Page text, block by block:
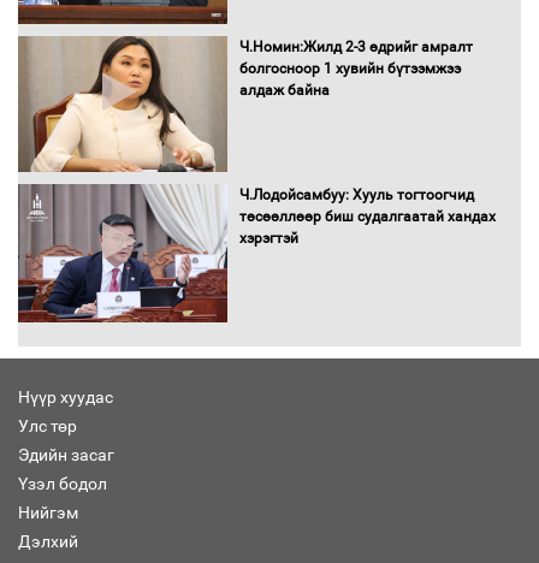
30 хоногийн хугацаатай үүрэг өглөө
өгөхөөр болов
Ч.Номин:Жилд 2-3 өдрийг амралт
болгосноор 1 хувийн бүтээмжээ
алдаж байна
Ч.Лодойсамбуу: Хууль тогтоогчид
төсөөллөөр биш судалгаатай хандах
хэрэгтэй
Нүүр хуудас
Улс төр
Эдийн засаг
Үзэл бодол
Нийгэм
Дэлхий